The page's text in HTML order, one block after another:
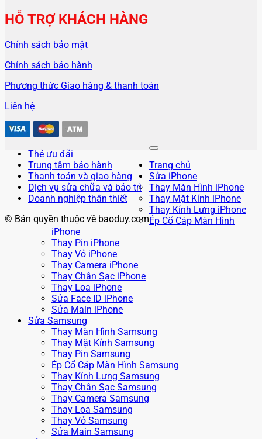
HỖ TRỢ KHÁCH HÀNG
Chính sách bảo mật
Chính sách bảo hành
Phương thức Giao hàng & thanh toán
Liên hệ
Thẻ ưu đãi
Trung tâm bảo hành
Thanh toán và giao hàng
Dịch vụ sửa chữa và bảo trì
Doanh nghiệp thân thiết
© Bản quyền thuộc về baoduy.com
Trang chủ
Sửa iPhone
Thay Màn Hình iPhone
Thay Mặt Kính iPhone
Thay Kính Lưng iPhone
Ép Cổ Cáp Màn Hình
iPhone
Thay Pin iPhone
Thay Vỏ iPhone
Thay Camera iPhone
Thay Chân Sạc iPhone
Thay Loa iPhone
Sửa Face ID iPhone
Sửa Main iPhone
Sửa Samsung
Thay Màn Hình Samsung
Thay Mặt Kính Samsung
Thay Pin Samsung
Ép Cổ Cáp Màn Hình Samsung
Thay Kính Lưng Samsung
Thay Chân Sạc Samsung
Thay Camera Samsung
Thay Loa Samsung
Thay Vỏ Samsung
Sửa Main Samsung